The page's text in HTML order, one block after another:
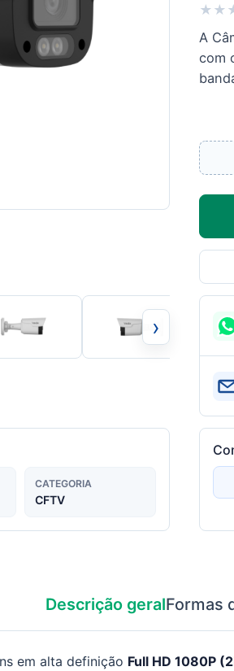
★ ★
A
com
›
CATEGORIA
CFTV
Descrição geralFormas
em alta definição Full HD 1080P